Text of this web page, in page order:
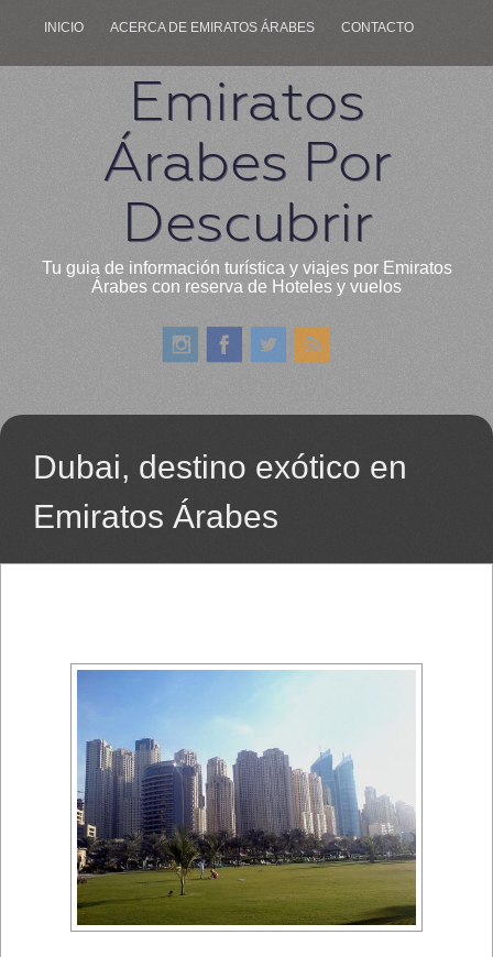
INICIO ACERCA DE EMIRATOS ÁRABES CONTACTO
Emiratos
Árabes Por
Descubrir
Tu guia de información turística y viajes por Emiratos
Árabes con reserva de Hoteles y vuelos
Dubai, destino exótico en
Emiratos Árabes